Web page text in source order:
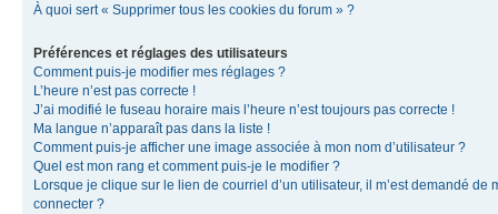
À quoi sert « Supprimer tous les cookies du forum » ?
Préférences et réglages des utilisateurs
Comment puis-je modifier mes réglages ?
L’heure n’est pas correcte !
J’ai modifié le fuseau horaire mais l’heure n’est toujours pas correcte !
Ma langue n’apparaît pas dans la liste !
Comment puis-je afficher une image associée à mon nom d’utilisateur ?
Quel est mon rang et comment puis-je le modifier ?
Lorsque je clique sur le lien de courriel d’un utilisateur, il m’est demandé de
connecter ?